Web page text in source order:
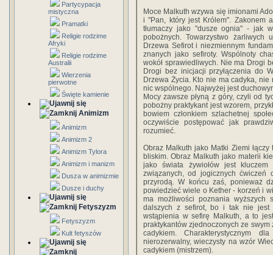
Partycypacja
mistyczna
Pramatki
Religie rodzime
Afryki
Religie rodzime
Australii
Wierzenia
pierwotne
Święte kamienie
Animizm
Animizm
Animizm 2
Animizm Tylora
Animizm i manizm
Dusza w animizmie
Dusze i duchy
Fetyszyzm
Fetyszyzm
Kult fetyszów
Moce Malkuth wzywa się imionami
i "Pan, który jest Królem". Zakonem
tłumaczy jako "dusze ognia" - jak
pobożnych. Towarzystwo żarliwych
Drzewa Sefirot i niezmiennym
znanych jako sefiroty. Wspólnoty
wokół sprawiedliwych. Nie ma Drogi
Drogi bez inicjacji przyłączenia do
Drzewa Życia. Kto nie ma cadyka, nie
nic wspólnego. Najwyżej jest
Mocy zawsze płyną z góry, czyli od
pobożny praktykant jest wzorem,
bowiem członkiem szlachetnej
oczywiście postępować jak
rozumieć.
Obraz Malkuth jako Matki Ziemi
bliskim. Obraz Malkuth jako materii
jako świata żywiołów jest
związanych, od jogicznych ćwiczeń
przyrodą. W końcu zaś, ponieważ
powiedzieć wiele o Kether - korzeń i
ma możliwości poznania
dalszych z sefirot, bo i tak nie jest
wstąpienia w sefirę Malkuth, a to
praktykantów zjednoczonych ze
cadykiem. Charakterystycznym
nierozerwalny, wieczysty na wzór
cadykiem (mistrzem).